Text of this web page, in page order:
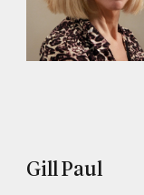
Gill Paul